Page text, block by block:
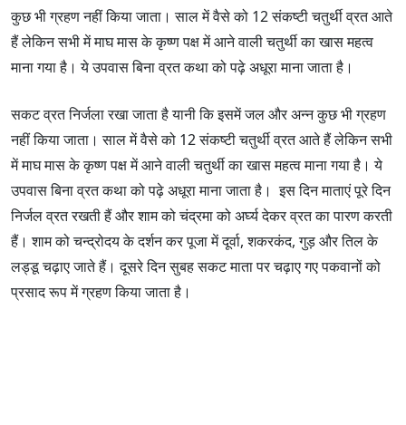
कुछ भी ग्रहण नहीं किया जाता। साल में वैसे को 12 संकष्टी चतुर्थी व्रत आते
हैं लेकिन सभी में माघ मास के कृष्ण पक्ष में आने वाली चतुर्थी का खास महत्व
माना गया है। ये उपवास बिना व्रत कथा को पढ़े अधूरा माना जाता है।
सकट व्रत निर्जला रखा जाता है यानी कि इसमें जल और अन्न कुछ भी ग्रहण
नहीं किया जाता। साल में वैसे को 12 संकष्टी चतुर्थी व्रत आते हैं लेकिन सभी
में माघ मास के कृष्ण पक्ष में आने वाली चतुर्थी का खास महत्व माना गया है। ये
उपवास बिना व्रत कथा को पढ़े अधूरा माना जाता है। इस दिन माताएं पूरे दिन
निर्जल व्रत रखती हैं और शाम को चंद्रमा को अर्घ्य देकर व्रत का पारण करती
हैं। शाम को चन्द्रोदय के दर्शन कर पूजा में दूर्वा, शकरकंद, गुड़ और तिल के
लड्डू चढ़ाए जाते हैं। दूसरे दिन सुबह सकट माता पर चढ़ाए गए पकवानों को
प्रसाद रूप में ग्रहण किया जाता है।